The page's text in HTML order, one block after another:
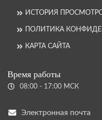
ИСТОРИЯ
ПОЛИТИКА
КАРТА САЙТА
Время работы
08:00 - 17:00 МСК
Электронная почта